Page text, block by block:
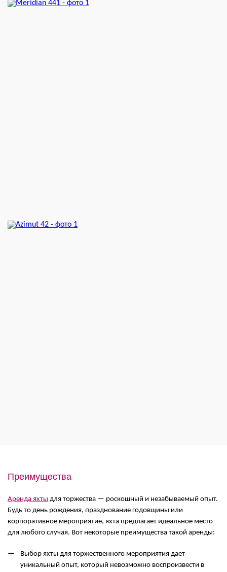
Преимущества
Аренда яхты для торжества — роскошный и незабываемый опыт.
Будь то день рождения, празднование годовщины или
корпоративное мероприятие, яхта предлагает идеальное место
для любого случая. Вот некоторые преимущества такой аренды:
Выбор яхты для торжественного мероприятия дает
уникальный опыт, который невозможно воспроизвести в